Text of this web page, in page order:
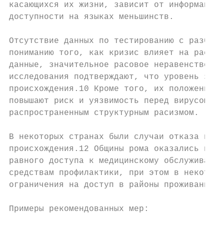
касающихся их жизни, зависит от
доступности на языках меньшинств.
Отсутствие данных по тестированию с
пониманию того, как кризис влияет на
данные, значительное расовое неравенство
исследования подтверждают, что уровень
происхождения.10 Кроме того, их положение
повышают риск и уязвимость перед вирусом
распространенным структурным расизмом.
В некоторых странах были случаи отказа в
происхождения.12 Общины рома оказались в
равного доступа к медицинскому
средствам профилактики, при этом в
ограничения на доступ в районы проживания
Примеры рекомендованных мер: